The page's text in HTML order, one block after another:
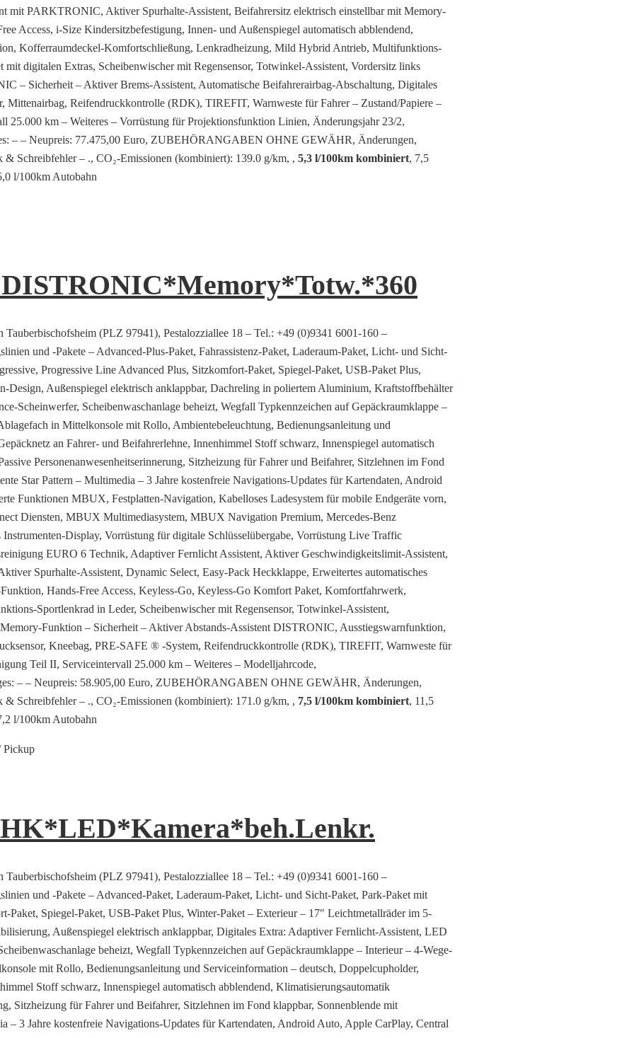
mit PARKTRONIC, Aktiver Spurhalte-Assistent, Beifahrersitz elektrisch einstellbar mit Memory-
Access, i-Size Kindersitzbefestigung, Innen- und Außenspiegel automatisch abblendend,
Kofferraumdeckel-Komfortschließung, Lenkradheizung, Mild Hybrid Antrieb, Multifunktions-
digitalen Extras, Scheibenwischer mit Regensensor, Totwinkel-Assistent, Vordersitz links
– Sicherheit – Aktiver Brems-Assistent, Automatische Beifahrerairbag-Abschaltung, Digitales
Reifendruckkontrolle (RDK), TIREFIT, Warnweste für Fahrer – Zustand/Papiere –
25.000 km – Weiteres – Vorrüstung für Projektionsfunktion Linien, Änderungsjahr 23/2,
– – Neupreis: 77.475,00 Euro, ZUBEHÖRANGABEN OHNE GEWÄHR, Änderungen,
Schreibfehler – ., CO₂-Emissionen (kombiniert): 139.0 g/km, , 5,3 l/100km kombiniert, 7,5
l/100km Autobahn
(PLZ 97941), Pestalozziallee 18 – Tel.: +49 (0)9341 6001-160 –
und -Pakete – Advanced-Plus-Paket, Fahrassistenz-Paket, Laderaum-Paket, Licht- und Sicht-
Progressive Line Advanced Plus, Sitzkomfort-Paket, Spiegel-Paket, USB-Paket Plus,
Design, Außenspiegel elektrisch anklappbar, Dachreling in poliertem Aluminium, Kraftstoffbehälter
Scheinwerfer, Scheibenwaschanlage beheizt, Wegfall Typkennzeichen auf Gepäckraumklappe –
in Mittelkonsole mit Rollo, Ambientebeleuchtung, Bedienungsanleitung und
an Fahrer- und Beifahrerlehne, Innenhimmel Stoff schwarz, Innenspiegel automatisch
Personenanwesenheitserinnerung, Sitzheizung für Fahrer und Beifahrer, Sitzlehnen im Fond
Star Pattern – Multimedia – 3 Jahre kostenfreie Navigations-Updates für Kartendaten, Android
Funktionen MBUX, Festplatten-Navigation, Kabelloses Ladesystem für mobile Endgeräte vorn,
Diensten, MBUX Multimediasystem, MBUX Navigation Premium, Mercedes-Benz
Display, Vorrüstung für digitale Schlüsselübergabe, Vorrüstung Live Traffic
EURO 6 Technik, Adaptiver Fernlicht Assistent, Aktiver Geschwindigkeitslimit-Assistent,
Spurhalte-Assistent, Dynamic Select, Easy-Pack Heckklappe, Erweitertes automatisches
Hands-Free Access, Keyless-Go, Keyless-Go Komfort Paket, Komfortfahrwerk,
Sportlenkrad in Leder, Scheibenwischer mit Regensensor, Totwinkel-Assistent,
Funktion – Sicherheit – Aktiver Abstands-Assistent DISTRONIC, Ausstiegswarnfunktion,
Kneebag, PRE-SAFE ® -System, Reifendruckkontrolle (RDK), TIREFIT, Warnweste für
Teil II, Serviceintervall 25.000 km – Weiteres – Modelljahrcode,
– – Neupreis: 58.905,00 Euro, ZUBEHÖRANGABEN OHNE GEWÄHR, Änderungen,
Schreibfehler – ., CO₂-Emissionen (kombiniert): 171.0 g/km, , 7,5 l/100km kombiniert, 11,5
l/100km Autobahn
Pickup
(PLZ 97941), Pestalozziallee 18 – Tel.: +49 (0)9341 6001-160 –
und -Pakete – Advanced-Paket, Laderaum-Paket, Licht- und Sicht-Paket, Park-Paket mit
Paket, Spiegel-Paket, USB-Paket Plus, Winter-Paket – Exterieur – 17″ Leichtmetallräder im 5-
Außenspiegel elektrisch anklappbar, Digitales Extra: Adaptiver Fernlicht-Assistent, LED
beheizt, Wegfall Typkennzeichen auf Gepäckraumklappe – Interieur – 4-Wege-
mit Rollo, Bedienungsanleitung und Serviceinformation – deutsch, Doppelcupholder,
Stoff schwarz, Innenspiegel automatisch abblendend, Klimatisierungsautomatik
Sitzheizung für Fahrer und Beifahrer, Sitzlehnen im Fond klappbar, Sonnenblende mit
– 3 Jahre kostenfreie Navigations-Updates für Kartendaten, Android Auto, Apple CarPlay, Central